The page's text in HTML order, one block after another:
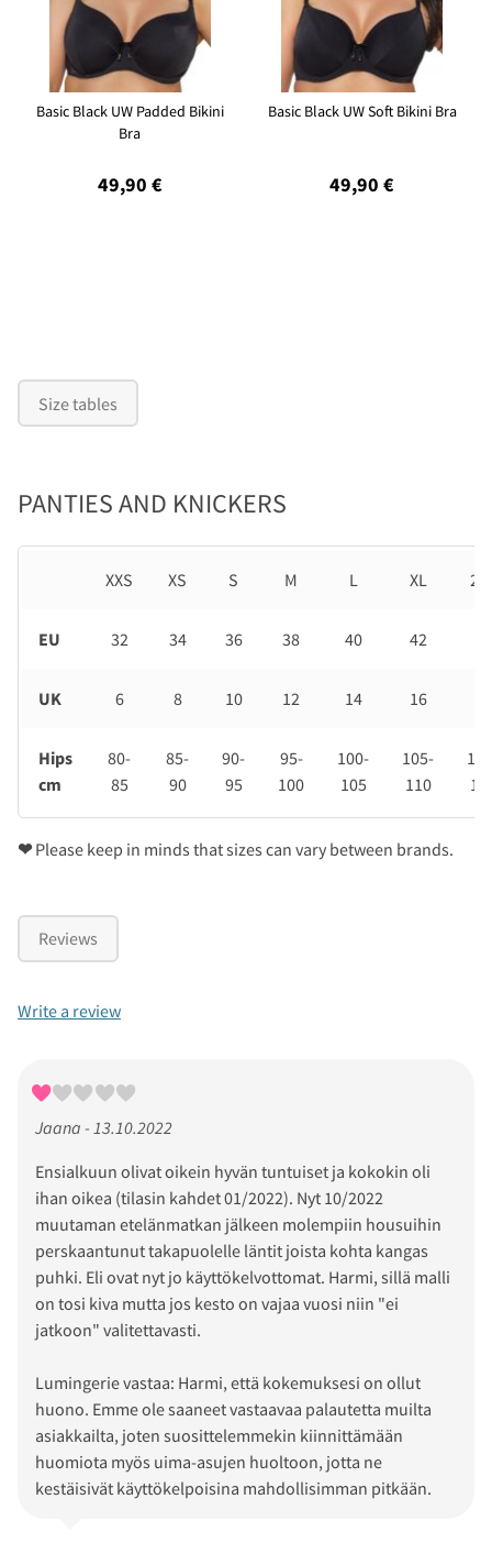
Basic Black UW Padded Bikini
Bra
49,90 €
Basic Black UW Soft Bikini Bra
49,90 €
Size tables
PANTIES AND KNICKERS
XXS XS S M L XL
EU 32 34 36 38 40 42
UK 6 8 10 12 14 16
Hips
cm
80-
85
85-
90
90-
95
95-
100
100-
105
105-
110
❤Please keep in minds that sizes can vary between brands.
Reviews
Write a review
Jaana - 13.10.2022
Ensialkuun olivat oikein hyvän tuntuiset ja kokokin oli
ihan oikea (tilasin kahdet 01/2022). Nyt 10/2022
muutaman etelänmatkan jälkeen molempiin housuihin
perskaantunut takapuolelle läntit joista kohta kangas
puhki. Eli ovat nyt jo käyttökelvottomat. Harmi, sillä malli
on tosi kiva mutta jos kesto on vajaa vuosi niin "ei
jatkoon" valitettavasti.
Lumingerie vastaa: Harmi, että kokemuksesi on ollut
huono. Emme ole saaneet vastaavaa palautetta muilta
asiakkailta, joten suosittelemmekin kiinnittämään
huomiota myös uima-asujen huoltoon, jotta ne
kestäisivät käyttökelpoisina mahdollisimman pitkään.